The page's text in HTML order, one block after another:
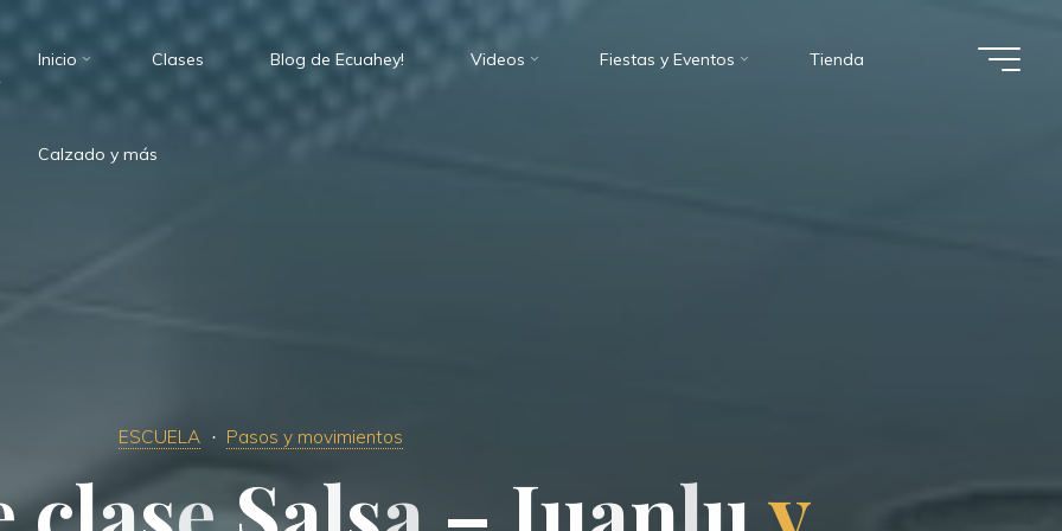
Inicio Clases Blog de Ecuahey! Videos Fiestas y Eventos Tienda
Calzado y más
ESCUELA Pasos y movimientos